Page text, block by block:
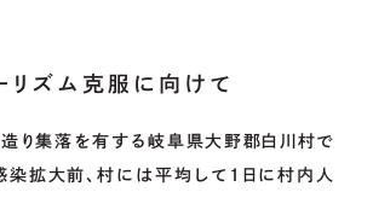
リズム克服に向けて
り集落を有する岐阜県大野郡白川村で
染拡大前、村には平均して1日に村内人